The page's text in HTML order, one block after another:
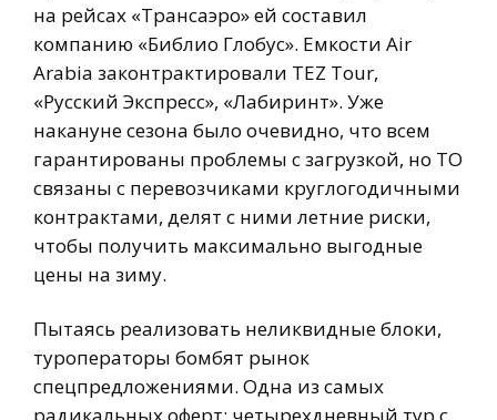
на рейсах «Трансаэро» ей составил
компанию «Библио Глобус». Емкости Air
Arabia законтрактировали TEZ Tour,
«Русский Экспресс», «Лабиринт». Уже
накануне сезона было очевидно, что всем
гарантированы проблемы с загрузкой, но ТО
связаны с перевозчиками круглогодичными
контрактами, делят с ними летние риски,
чтобы получить максимально выгодные
цены на зиму.
Пытаясь реализовать неликвидные блоки,
туроператоры бомбят рынок
спецпредложениями. Одна из самых
радикальных оферт: четырехдневный тур с